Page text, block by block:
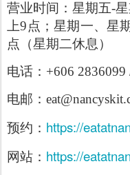
营业时间：星期五-
上9点；星期一、星
点（星期二休息）
电话：+606 2836099
电邮：
预约： https://
网站： https://